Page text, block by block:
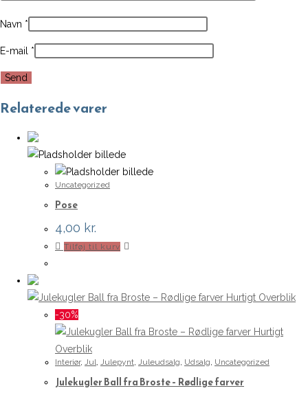
Navn *
E-mail *
Relaterede varer
Uncategorized
Pose
4,00 kr.
Tilføj til kurv
Hurtigt Overblik
-30%
Hurtigt
Overblik
Interiør, Jul, Julepynt, Juleudsalg, Udsalg, Uncategorized
Julekugler Ball fra Broste – Rødlige farver